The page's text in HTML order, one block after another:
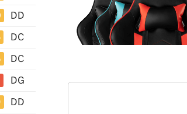
DD
DC
DC
DG
DD